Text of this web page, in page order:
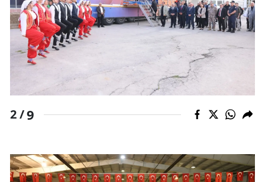
Kırklareli
Kırşehir
Kocaeli
Kütahya
Manisa
2 /9